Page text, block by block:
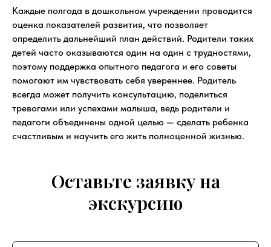
Каждые полгода в дошкольном учреждении проводится
оценка показателей развития, что позволяет
определить дальнейший план действий. Родители таких
детей часто оказываются один на один с трудностями,
поэтому поддержка опытного педагога и его советы
помогают им чувствовать себя увереннее. Родитель
всегда может получить консультацию, поделиться
тревогами или успехами малыша, ведь родители и
педагоги объединены одной целью — сделать ребенка
счастливым и научить его жить полноценной жизнью.
Оставьте заявку на
экскурсию